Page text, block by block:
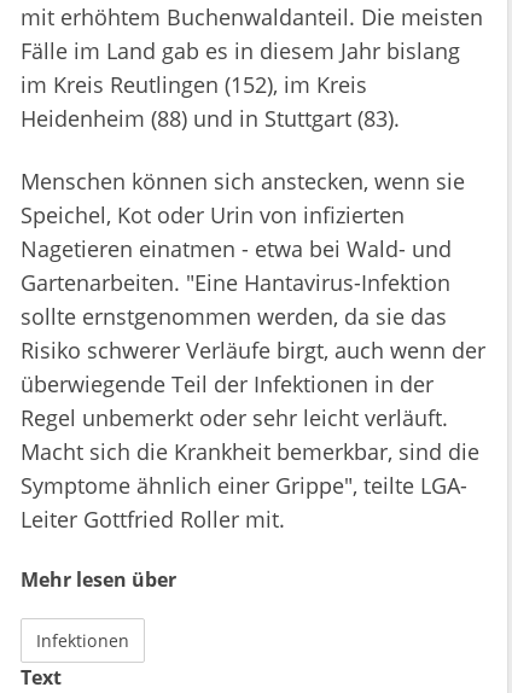
mit erhöhtem Buchenwaldanteil. Die meisten
Fälle im Land gab es in diesem Jahr bislang
im Kreis Reutlingen (152), im Kreis
Heidenheim (88) und in Stuttgart (83).
Menschen können sich anstecken, wenn sie
Speichel, Kot oder Urin von infizierten
Nagetieren einatmen - etwa bei Wald- und
Gartenarbeiten. "Eine Hantavirus-Infektion
sollte ernstgenommen werden, da sie das
Risiko schwerer Verläufe birgt, auch wenn der
überwiegende Teil der Infektionen in der
Regel unbemerkt oder sehr leicht verläuft.
Macht sich die Krankheit bemerkbar, sind die
Symptome ähnlich einer Grippe", teilte LGA-
Leiter Gottfried Roller mit.
Mehr lesen über
Infektionen
Text